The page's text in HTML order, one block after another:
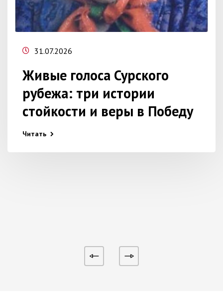
31.07.2026
Живые голоса Сурского
рубежа: три истории
стойкости и веры в Победу
Читать